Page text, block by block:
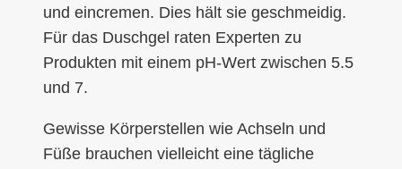
und eincremen. Dies hält sie geschmeidig.
Für das Duschgel raten Experten zu
Produkten mit einem pH-Wert zwischen 5.5
und 7.
Gewisse Körperstellen wie Achseln und
Füße brauchen vielleicht eine tägliche